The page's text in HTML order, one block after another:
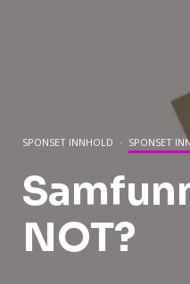
SPONSET INNHOLD · SPONSET
NOT?